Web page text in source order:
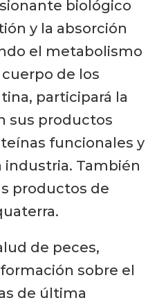
biológico
y la absorción
el metabolismo
de los
participará la
sus productos
funcionales y
industria. También
productos de
de peces,
sobre el
de última